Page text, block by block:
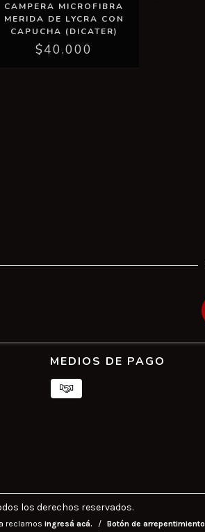
CAMPERA MICROFIBRA
MERIDA DE LYCRA CON
CAPUCHA (DICATER)
$40.000
MEDIOS DE PAGO
los derechos reservados.
reclamos ingresá acá. / Botón de arrepentimiento